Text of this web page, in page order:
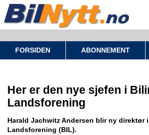
FORSIDEN ABONNEMENT
Her er den nye sjefen i
Landsforening
Harald Jachwitz Andersen blir ny direktør
Landsforening (BIL).